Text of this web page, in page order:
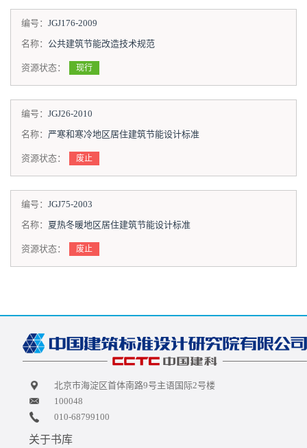
编号： JGJ176-2009
名称： 公共建筑节能改造技术规范
资源状态： 现行
编号： JGJ26-2010
名称： 严寒和寒冷地区居住建筑节能设计标准
资源状态： 废止
编号： JGJ75-2003
名称： 夏热冬暖地区居住建筑节能设计标准
资源状态： 废止
北京市海淀区首体南路9号主语国际2号楼
100048
010-68799100
关于书库